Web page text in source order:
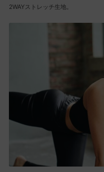
2WAYストレッチ生地。